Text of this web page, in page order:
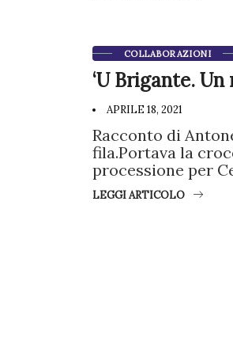
COLLABORAZIONI
‘U Brigante.
APRILE 18, 2021
Racconto di
fila.Portava la
processione per
LEGGI ARTICOLO